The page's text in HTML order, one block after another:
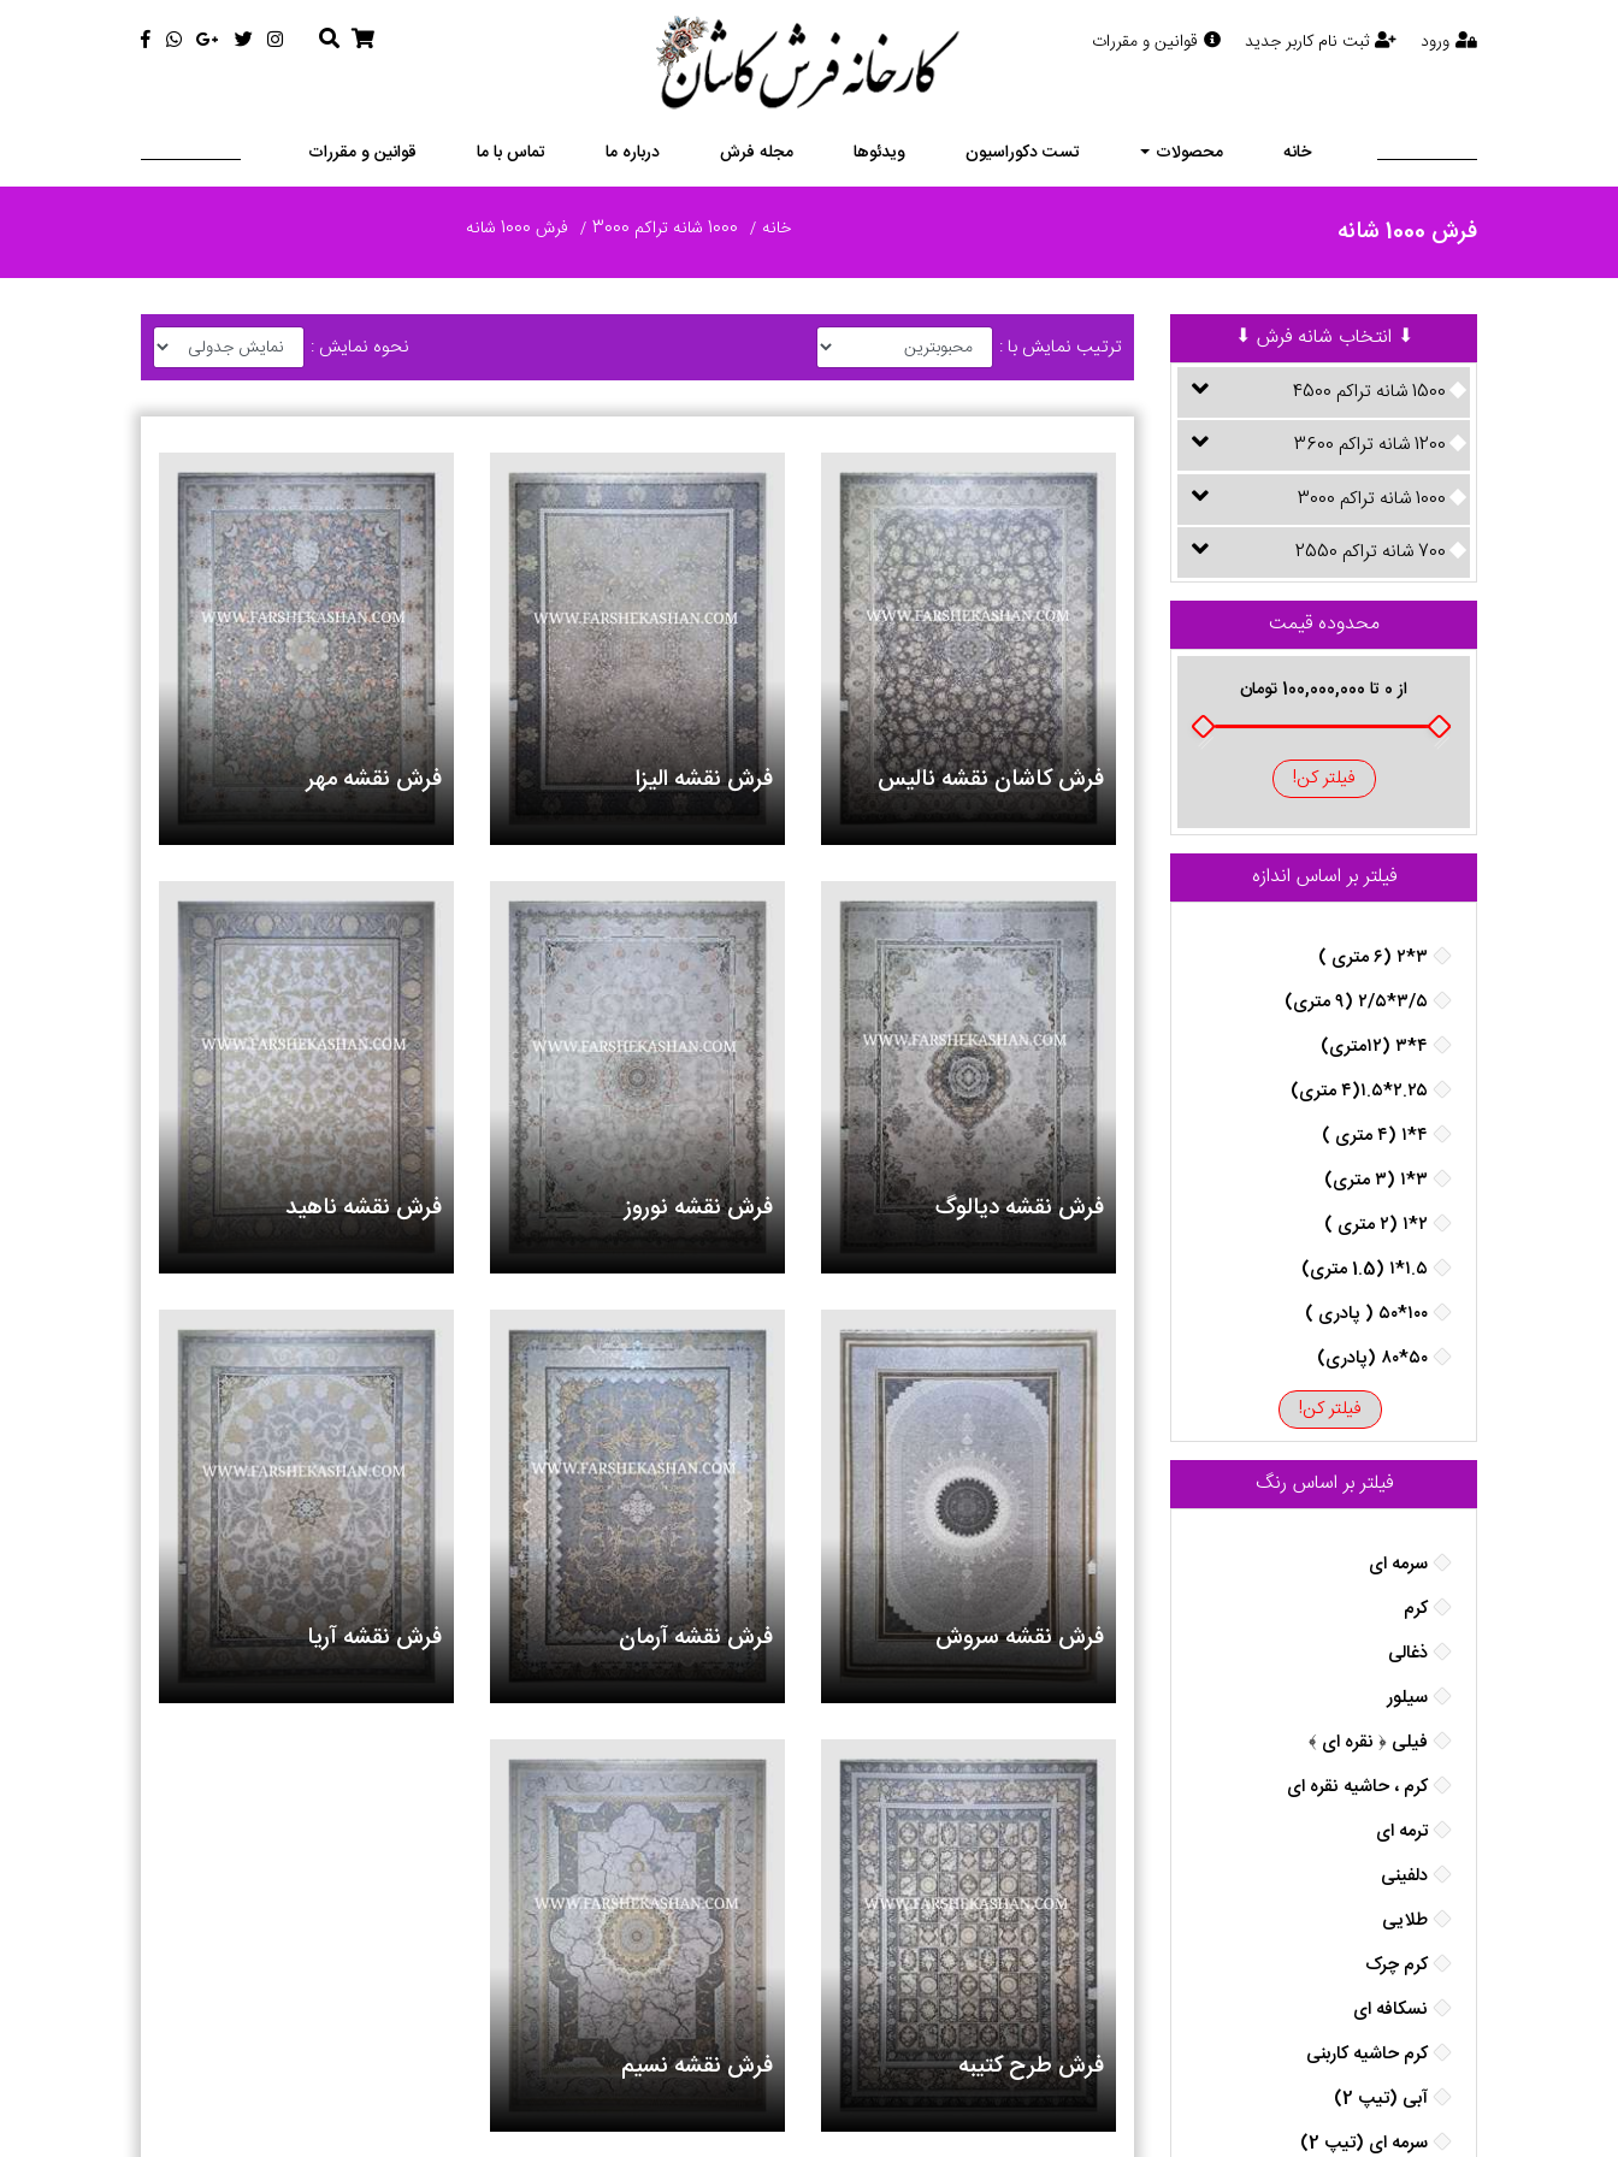
ورود ثبت نام کاربر جدید قوانین و مقررات
خانه محصولات تست دکوراسیون ویدئوها مجله فرش درباره ما تماس با ما قوانین و مقررات
فرش 1000 شانه خانه 1000 شانه تراکم 3000 فرش 1000 شانه
⬇ انتخاب شانه فرش ⬇
1500 شانه تراکم 4500
1200 شانه تراکم 3600
1000 شانه تراکم 3000
700 شانه تراکم 2550
محدوده قیمت
از 0 تا 100,000,000 تومان
فیلتر کن!
فیلتر بر اساس اندازه
۳*۲ (۶ متری )
۳/۵*۲/۵ (۹ متری)
۴*۳ (۱۲متری)
۲.۲۵*۱.۵(۴ متری)
۴*۱ (۴ متری )
۳*۱ (۳ متری)
۲*۱ (۲ متری )
۱.۵*۱ (1.5 متری)
۱۰۰*۵۰ ( پادری )
۵۰*۸۰ (پادری)
فیلتر کن!
فیلتر بر اساس رنگ
سرمه ای
کرم
ذغالی
سیلور
فیلی ﴿ نقره ای ﴾
کرم ، حاشیه نقره ای
ترمه ای
دلفینی
طلایی
کرم چرک
نسکافه ای
کرم حاشیه کاربنی
آبی (تیپ 2)
سرمه ای (تیپ 2)
ترتیب نمایش با : نحوه نمایش :
فرش کاشان نقشه نالیس فرش نقشه الیزا فرش نقشه مهر
فرش نقشه دیالوگ فرش نقشه نوروز فرش نقشه ناهید
فرش نقشه سروش فرش نقشه آرمان فرش نقشه آریا
فرش طرح کتیبه فرش نقشه نسیم